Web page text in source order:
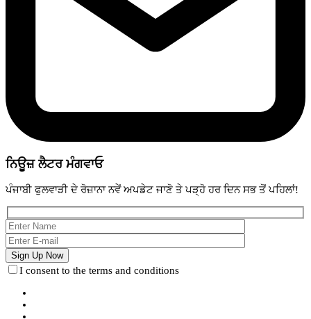
ਨਿਊਜ਼ ਲੈਟਰ ਮੰਗਵਾਓ
ਪੰਜਾਬੀ ਫੁਲਵਾੜੀ ਦੇ ਰੋਜ਼ਾਨਾ ਨਵੇਂ ਅਪਡੇਟ ਜਾਣੋ ਤੇ ਪੜ੍ਹੋ ਹਰ ਦਿਨ ਸਭ ਤੋਂ ਪਹਿਲਾਂ!
I consent to the terms and conditions